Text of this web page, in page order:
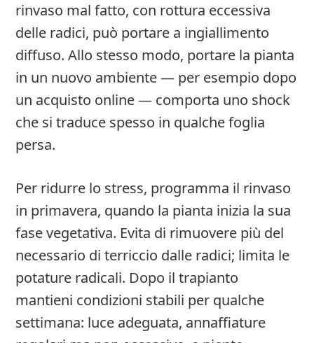
rinvaso mal fatto, con rottura eccessiva
delle radici, può portare a ingiallimento
diffuso. Allo stesso modo, portare la pianta
in un nuovo ambiente — per esempio dopo
un acquisto online — comporta uno shock
che si traduce spesso in qualche foglia
persa.
Per ridurre lo stress, programma il rinvaso
in primavera, quando la pianta inizia la sua
fase vegetativa. Evita di rimuovere più del
necessario di terriccio dalle radici; limita le
potature radicali. Dopo il trapianto
mantieni condizioni stabili per qualche
settimana: luce adeguata, annaffiature